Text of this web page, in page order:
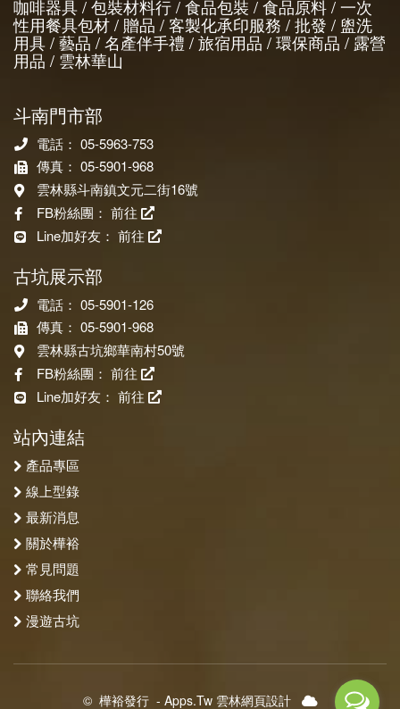
咖啡器具 / 包裝材料行 / 食品包裝 / 食品原料 / 一次
性用餐具包材 / 贈品 / 客製化承印服務 / 批發 / 盥洗
用具 / 藝品 / 名產伴手禮 / 旅宿用品 / 環保商品 / 露營
用品 / 雲林華山
斗南門市部
電話： 05-5963-753
傳真： 05-5901-968
雲林縣斗南鎮文元二街16號
FB粉絲團： 前往
Line加好友： 前往
古坑展示部
電話： 05-5901-126
傳真： 05-5901-968
雲林縣古坑鄉華南村50號
FB粉絲團： 前往
Line加好友： 前往
站內連結
產品專區
線上型錄
最新消息
關於樺裕
常見問題
聯絡我們
漫遊古坑
© 樺裕發行- Apps.Tw 雲林網頁設計